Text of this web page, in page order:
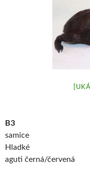
B3
samice
Hladké
aguti černá/červená